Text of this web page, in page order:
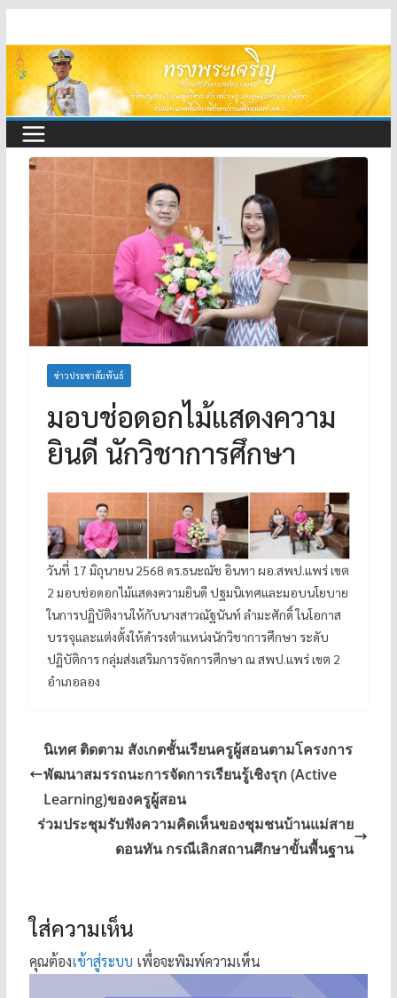
to
content
ข่าวประชาสัมพันธ์
มอบช่อดอกไม้แสดงความ
ยินดี นักวิชาการศึกษา
วันที่ 17 มิถุนายน 2568 ดร.ธนะณัช อินทา ผอ.สพป.แพร่ เขต
2 มอบช่อดอกไม้แสดงความยินดี ปฐมนิเทศและมอบนโยบาย
ในการปฏิบัติงานให้กับนางสาวณัฐนันท์ ลำมะศักดิ์ ในโอกาส
บรรจุและแต่งตั้งให้ดำรงตำแหน่งนักวิชาการศึกษา ระดับ
ปฏิบัติการ กลุ่มส่งเสริมการจัดการศึกษา ณ สพป.แพร่ เขต 2
อำเภอลอง
นิเทศ ติดตาม สังเกตชั้นเรียนครูผู้สอนตามโครงการ
พัฒนาสมรรถนะการจัดการเรียนรู้เชิงรุก (Active
Learning)ของครูผู้สอน
ร่วมประชุมรับฟังความคิดเห็นของชุมชนบ้านแม่สาย
ดอนทัน กรณีเลิกสถานศึกษาขั้นพื้นฐาน
ใส่ความเห็น
คุณต้องเข้าสู่ระบบ เพื่อจะพิมพ์ความเห็น